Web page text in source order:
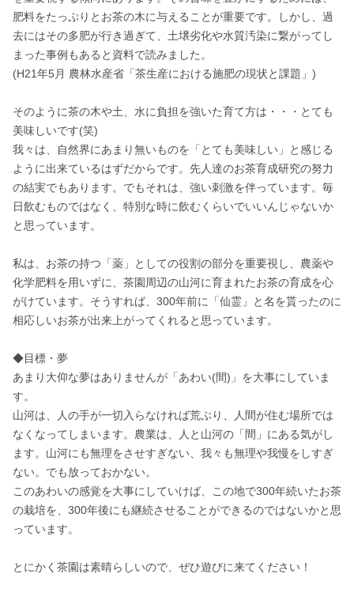
肥料をたっぷりとお茶の木に与えることが重要です。しかし、過
去にはその多肥が行き過ぎて、土壌劣化や水質汚染に繋がってし
まった事例もあると資料で読みました。
(H21年5月 農林水産省「茶生産における施肥の現状と課題」)
そのように茶の木や土、水に負担を強いた育て方は・・・とても
美味しいです(笑)
我々は、自然界にあまり無いものを「とても美味しい」と感じる
ように出来ているはずだからです。先人達のお茶育成研究の努力
の結実でもあります。でもそれは、強い刺激を伴っています。毎
日飲むものではなく、特別な時に飲むくらいでいいんじゃないか
と思っています。
私は、お茶の持つ「薬」としての役割の部分を重要視し、農薬や
化学肥料を用いずに、茶園周辺の山河に育まれたお茶の育成を心
がけています。そうすれば、300年前に「仙霊」と名を貰ったのに
相応しいお茶が出来上がってくれると思っています。
◆目標・夢
あまり大仰な夢はありませんが「あわい(間)」を大事にしていま
す。
山河は、人の手が一切入らなければ荒ぶり、人間が住む場所では
なくなってしまいます。農業は、人と山河の「間」にある気がし
ます。山河にも無理をさせすぎない、我々も無理や我慢をしすぎ
ない。でも放っておかない。
このあわいの感覚を大事にしていけば、この地で300年続いたお茶
の栽培を、300年後にも継続させることができるのではないかと思
っています。
とにかく茶園は素晴らしいので、ぜひ遊びに来てください！